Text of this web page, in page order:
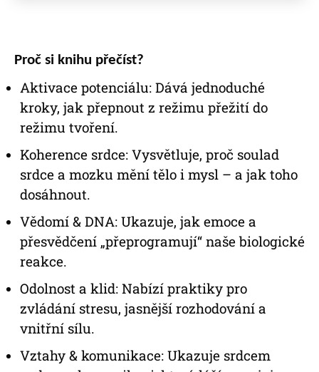
Proč si knihu přečíst?
Aktivace potenciálu: Dává jednoduché
kroky, jak přepnout z režimu přežití do
režimu tvoření.
Koherence srdce: Vysvětluje, proč soulad
srdce a mozku mění tělo i mysl – a jak toho
dosáhnout.
Vědomí & DNA: Ukazuje, jak emoce a
přesvědčení „přeprogramují“ naše biologické
reakce.
Odolnost a klid: Nabízí praktiky pro
zvládání stresu, jasnější rozhodování a
vnitřní sílu.
Vztahy & komunikace: Ukazuje srdcem